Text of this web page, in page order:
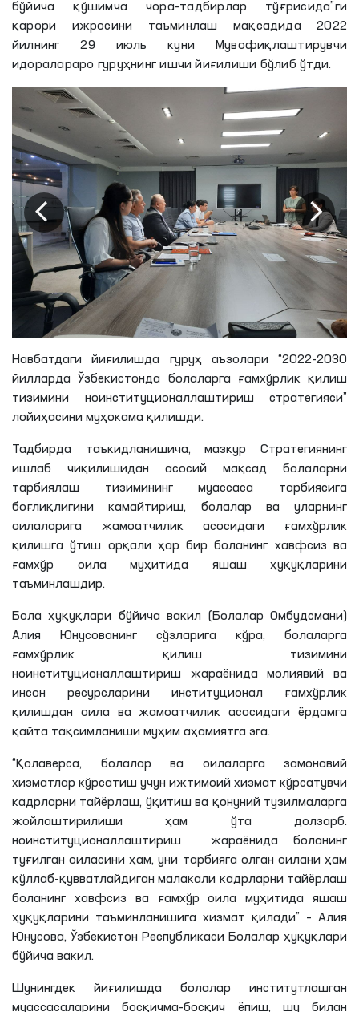
бўйича қўшимча чора-тадбирлар тўғрисида”ги
қарори ижросини таъминлаш мақсадида 2022
йилнинг 29 июль куни Мувофиқлаштирувчи
идоралараро гуруҳнинг ишчи йиғилиши бўлиб ўтди.
Навбатдаги йиғилишда гуруҳ аъзолари “2022-2030
йилларда Ўзбекистонда болаларга ғамхўрлик қилиш
тизимини ноинституционаллаштириш стратегияси”
лойиҳасини муҳокама қилишди.
Тадбирда таъкидланишича, мазкур Стратегиянинг
ишлаб чиқилишидан асосий мақсад болаларни
тарбиялаш тизимининг муассаса тарбиясига
боғлиқлигини камайтириш, болалар ва уларнинг
оилаларига жамоатчилик асосидаги ғамхўрлик
қилишга ўтиш орқали ҳар бир боланинг хавфсиз ва
ғамхўр оила муҳитида яшаш ҳуқуқларини
таъминлашдир.
Бола ҳуқуқлари бўйича вакил (Болалар Омбудсмани)
Алия Юнусованинг сўзларига кўра, болаларга
ғамхўрлик қилиш тизимини
ноинституционаллаштириш жараёнида молиявий ва
инсон ресурсларини институционал ғамхўрлик
қилишдан оила ва жамоатчилик асосидаги ёрдамга
қайта тақсимланиши муҳим аҳамиятга эга.
“Қолаверса, болалар ва оилаларга замонавий
хизматлар кўрсатиш учун ижтимоий хизмат кўрсатувчи
кадрларни тайёрлаш, ўқитиш ва қонуний тузилмаларга
жойлаштирилиши ҳам ўта долзарб.
ноинституционаллаштириш жараёнида боланинг
туғилган оиласини ҳам, уни тарбияга олган оилани ҳам
қўллаб-қувватлайдиган малакали кадрларни тайёрлаш
боланинг хавфсиз ва ғамхўр оила муҳитида яшаш
ҳуқуқларини таъминланишига хизмат қилади” – Алия
Юнусова, Ўзбекистон Республикаси Болалар ҳуқуқлари
бўйича вакил.
Шунингдек йиғилишда болалар институтлашган
муассасаларини босқичма-босқич ёпиш, шу билан